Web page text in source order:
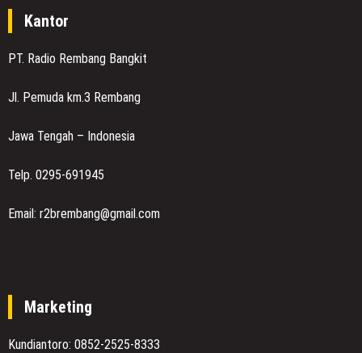
Kantor
PT. Radio Rembang Bangkit
Jl. Pemuda km.3 Rembang
Jawa Tengah – Indonesia
Telp. 0295-691945
Email: r2brembang@gmail.com
Marketing
Kundiantoro: 0852-2525-8333